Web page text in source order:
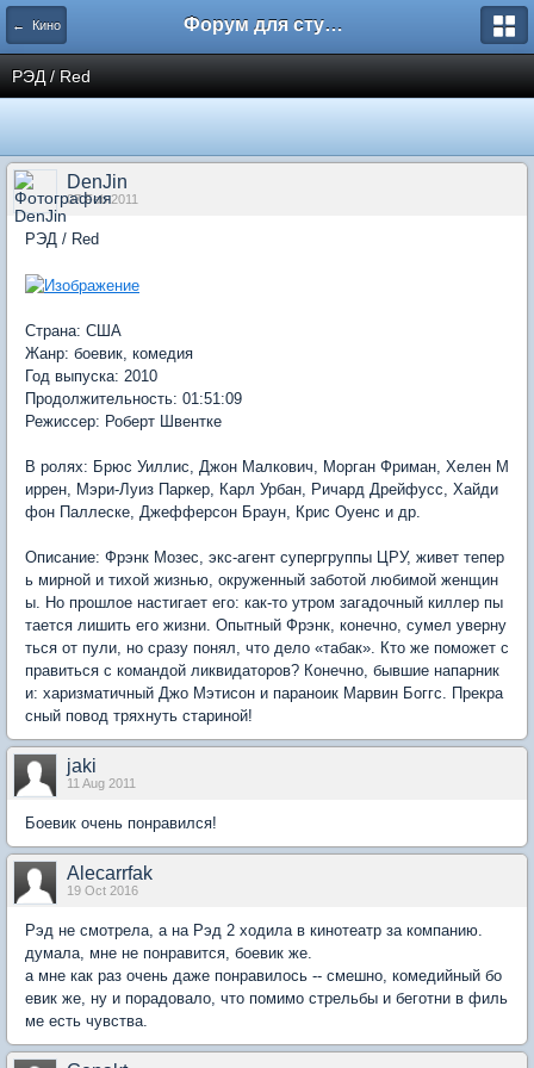
← Кино Форум для студента СГА
РЭД / Red
DenJin
07 Feb 2011
РЭД / Red
Страна: США
Жанр: боевик, комедия
Год выпуска: 2010
Продолжительность: 01:51:09
Режиссер: Роберт Швентке
В ролях: Брюс Уиллис, Джон Малкович, Морган Фриман, Хелен М
иррен, Мэри-Луиз Паркер, Карл Урбан, Ричард Дрейфусс, Хайди
фон Паллеске, Джефферсон Браун, Крис Оуенс и др.
Описание: Фрэнк Мозес, экс-агент супергруппы ЦРУ, живет тепер
ь мирной и тихой жизнью, окруженный заботой любимой женщин
ы. Но прошлое настигает его: как-то утром загадочный киллер пы
тается лишить его жизни. Опытный Фрэнк, конечно, сумел уверну
ться от пули, но сразу понял, что дело «табак». Кто же поможет с
правиться с командой ликвидаторов? Конечно, бывшие напарник
и: харизматичный Джо Мэтисон и параноик Марвин Боггс. Прекра
сный повод тряхнуть стариной!
jaki
11 Aug 2011
Боевик очень понравился!
Alecarrfak
19 Oct 2016
Рэд не смотрела, а на Рэд 2 ходила в кинотеатр за компанию.
думала, мне не понравится, боевик же.
а мне как раз очень даже понравилось -- смешно, комедийный бо
евик же, ну и порадовало, что помимо стрельбы и беготни в филь
ме есть чувства.